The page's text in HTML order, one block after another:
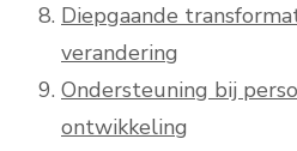
Diepgaande
verandering
Ondersteuning bij
ontwikkeling